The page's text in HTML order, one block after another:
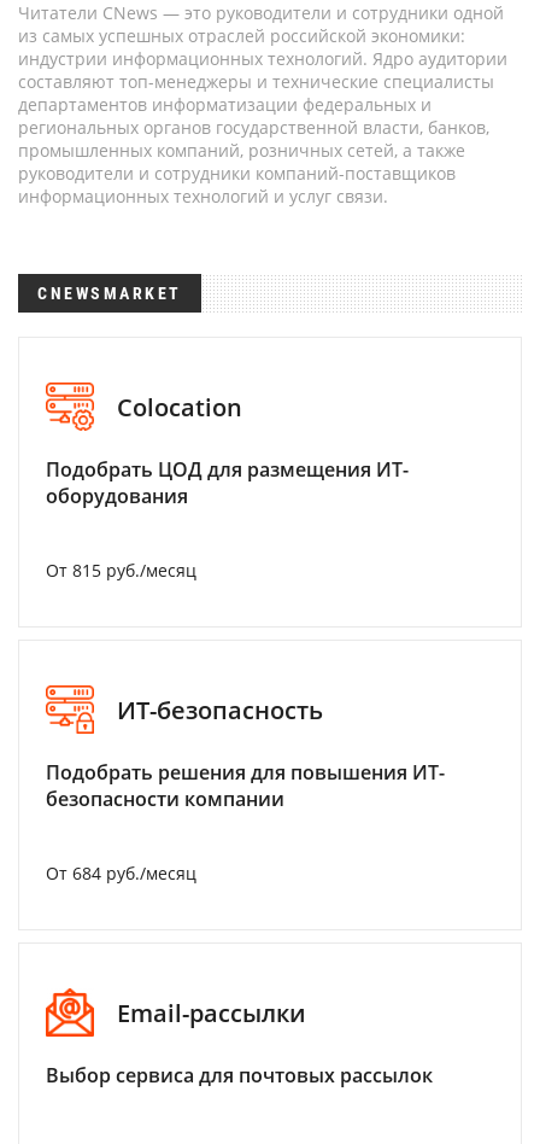
Читатели CNews — это руководители и сотрудники одной
из самых успешных отраслей российской экономики:
индустрии информационных технологий. Ядро аудитории
составляют топ-менеджеры и технические специалисты
департаментов информатизации федеральных и
региональных органов государственной власти, банков,
промышленных компаний, розничных сетей, а также
руководители и сотрудники компаний-поставщиков
информационных технологий и услуг связи.
CNEWSMARKET
Colocation
Подобрать ЦОД для размещения ИТ-
оборудования
От 815 руб./месяц
ИТ-безопасность
Подобрать решения для повышения ИТ-
безопасности компании
От 684 руб./месяц
Email-рассылки
Выбор сервиса для почтовых рассылок